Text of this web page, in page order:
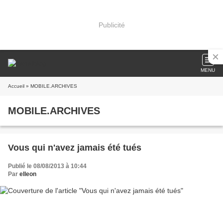
Publicité
MENU
Accueil » MOBILE.ARCHIVES
MOBILE.ARCHIVES
Vous qui n'avez jamais été tués
Publié le 08/08/2013 à 10:44
Par elleon